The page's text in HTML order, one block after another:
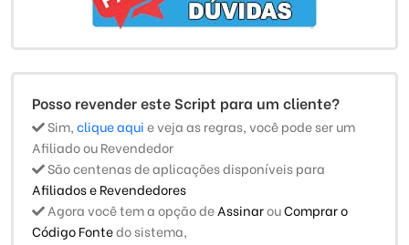
Posso revender este Script para um cliente?
Sim,clique aquie veja as regras, você pode ser um
Afiliado ou Revendedor
São centenas de aplicações disponíveis para
Afiliados e Revendedores
Agora você tem a opção deAssinarouComprar o
Código Fontedo sistema,